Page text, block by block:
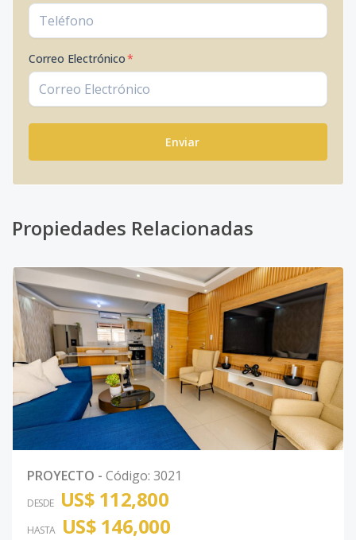
Correo Electrónico*
Enviar
Propiedades Relacionadas
PROYECTO - Código: 3021
DESDE US$ 112,800
HASTA US$ 146,000